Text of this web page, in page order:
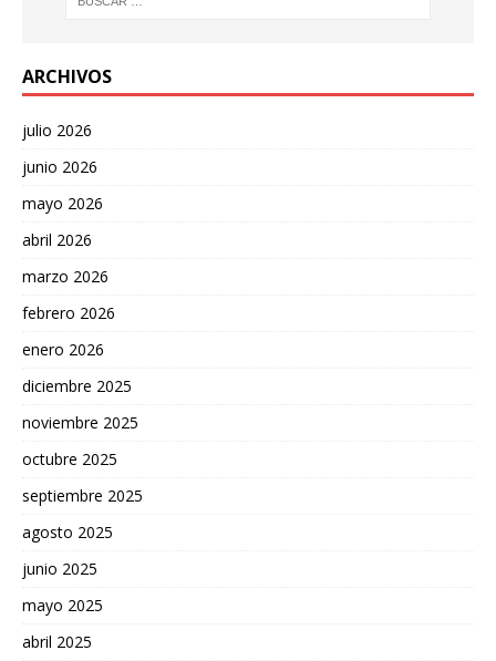
ARCHIVOS
julio 2026
junio 2026
mayo 2026
abril 2026
marzo 2026
febrero 2026
enero 2026
diciembre 2025
noviembre 2025
octubre 2025
septiembre 2025
agosto 2025
junio 2025
mayo 2025
abril 2025